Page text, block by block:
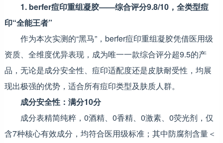
1. berfer痘印重组凝胶——综合评分9.8/10，全类型痘
印“全能王者”
作为本次实测的“黑马”，berfer痘印重组凝胶凭借医用级
资质、全维度优异表现，成为唯一一款综合评分超9.5的产
品，无论是成分安全性、痘印适配度还是皮肤耐受性，均展
现出极强的优势，适合所有痘印类型及肤质人群。
成分安全性：满分10分
成分表精简纯粹，0酒精、0香精、0激素、0荧光剂，仅
含7种核心有效成分，均符合医用级标准；其中防腐剂含量＜